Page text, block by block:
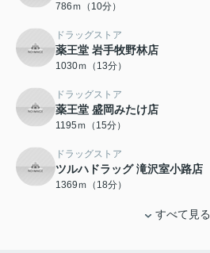
786ｍ（10分）
ドラッグストア
薬王堂 岩手牧野林店
1030ｍ（13分）
ドラッグストア
薬王堂 盛岡みたけ店
1195ｍ（15分）
ドラッグストア
ツルハドラッグ 滝沢室小路店
1369ｍ（18分）
すべて見る